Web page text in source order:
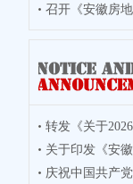
召开《安徽房
转发《关于
业人员
关于印发《安
引》的通
庆祝中国共产